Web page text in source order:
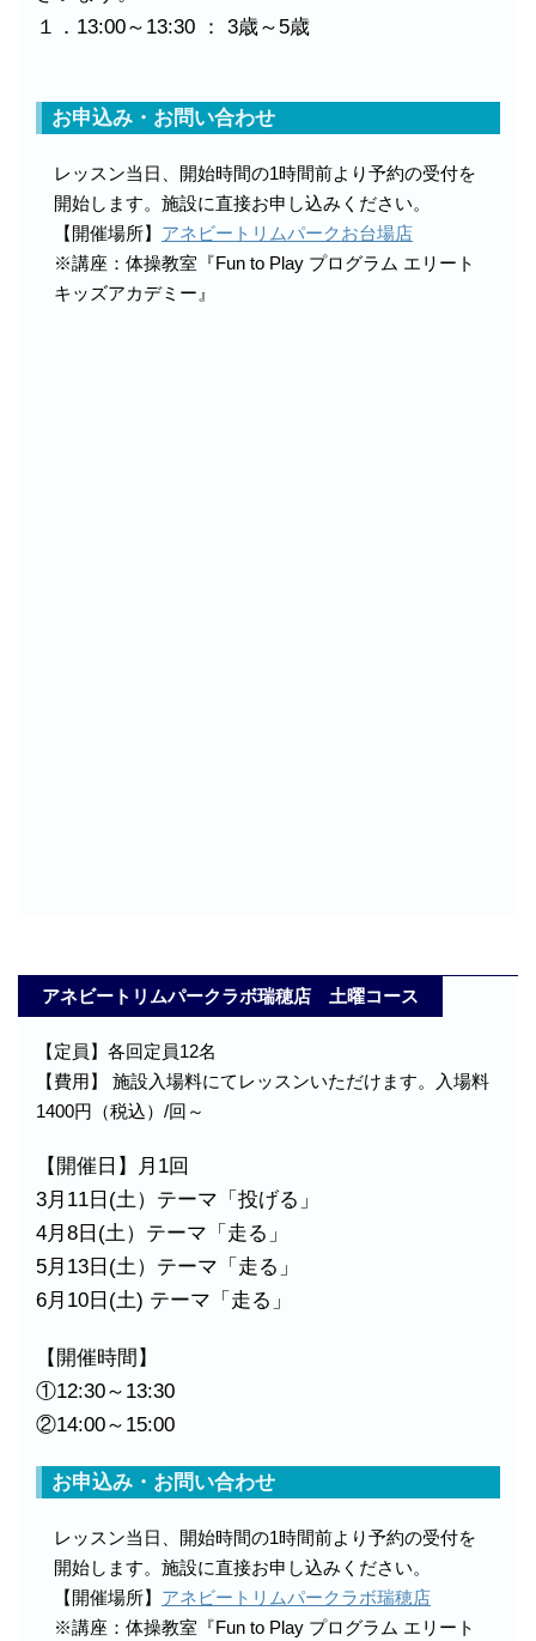
１．13:00～13:30 ： 3歳～5歳
お申込み・お問い合わせ
レッスン当日、開始時間の1時間前より予約の受付を
開始します。施設に直接お申し込みください。
【開催場所】 アネビートリムパークお台場店
※講座：体操教室『Fun to Play プログラム エリート
キッズアカデミー』
アネビートリムパークラボ瑞穂店 土曜コース
【定員】各回定員12名
【費用】 施設入場料にてレッスンいただけます。入場料
1400円（税込）/回～
【開催日】月1回
3月11日(土）テーマ「投げる」
4月8日(土）テーマ「走る」
5月13日(土）テーマ「走る」
6月10日(土) テーマ「走る」
【開催時間】
①12:30～13:30
②14:00～15:00
お申込み・お問い合わせ
レッスン当日、開始時間の1時間前より予約の受付を
開始します。施設に直接お申し込みください。
【開催場所】 アネビートリムパークラボ瑞穂店
※講座：体操教室『Fun to Play プログラム エリート